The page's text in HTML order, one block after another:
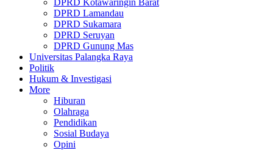
DPRD Kotawaringin Barat
DPRD Lamandau
DPRD Sukamara
DPRD Seruyan
DPRD Gunung Mas
Universitas Palangka Raya
Politik
Hukum & Investigasi
More
Hiburan
Olahraga
Pendidikan
Sosial Budaya
Opini